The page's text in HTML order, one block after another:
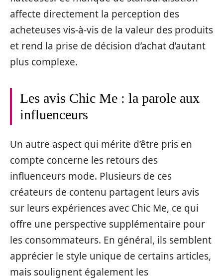
affecte directement la perception des
acheteuses vis-à-vis de la valeur des produits
et rend la prise de décision d’achat d’autant
plus complexe.
Les avis Chic Me : la parole aux
influenceurs
Un autre aspect qui mérite d’être pris en
compte concerne les retours des
influenceurs mode. Plusieurs de ces
créateurs de contenu partagent leurs avis
sur leurs expériences avec Chic Me, ce qui
offre une perspective supplémentaire pour
les consommateurs. En général, ils semblent
apprécier le style unique de certains articles,
mais soulignent également les